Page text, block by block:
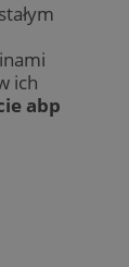
ich
abp